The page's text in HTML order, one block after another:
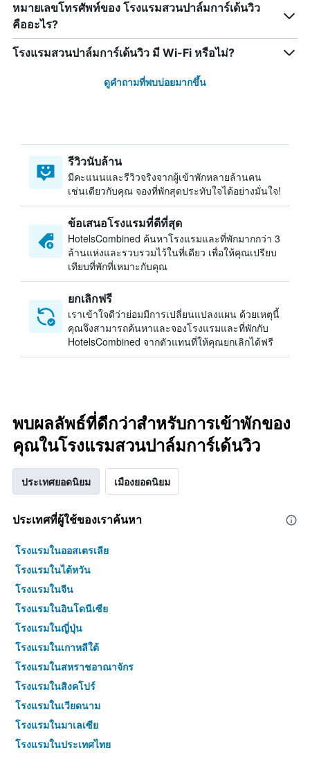
หมายเลขโทรศัพท์ของ โรงแรมสวนปาล์มการ์เด้นวิว
คืออะไร?
โรงแรมสวนปาล์มการ์เด้นวิว มี Wi-Fi หรือไม่?
ดูคำถามที่พบบ่อยมากขึ้น
รีวิวนับล้าน
มีคะแนนและรีวิวจริงจากผู้เข้าพักหลายล้านคน
เช่นเดียวกับคุณ จองที่พักสุดประทับใจได้อย่างมั่นใจ!
ข้อเสนอโรงแรมที่ดีที่สุด
HotelsCombined ค้นหาโรงแรมและที่พักมากกว่า 3
ล้านแห่งและรวบรวมไว้ในที่เดียว เพื่อให้คุณเปรียบ
เทียบที่พักที่เหมาะกับคุณ
ยกเลิกฟรี
เราเข้าใจดีว่าย่อมมีการเปลี่ยนแปลงแผน ด้วยเหตุนี้
คุณจึงสามารถค้นหาและจองโรงแรมและที่พักกับ
HotelsCombined จากตัวแทนที่ให้คุณยกเลิกได้ฟรี
พบผลลัพธ์ที่ดีกว่าสำหรับการเข้าพักของ
คุณในโรงแรมสวนปาล์มการ์เด้นวิว
ประเทศยอดนิยม เมืองยอดนิยม
ประเทศที่ผู้ใช้ของเราค้นหา
โรงแรมในออสเตรเลีย
โรงแรมในไต้หวัน
โรงแรมในจีน
โรงแรมในอินโดนีเซีย
โรงแรมในญี่ปุ่น
โรงแรมในเกาหลีใต้
โรงแรมในสหราชอาณาจักร
โรงแรมในสิงคโปร์
โรงแรมในเวียดนาม
โรงแรมในมาเลเซีย
โรงแรมในประเทศไทย